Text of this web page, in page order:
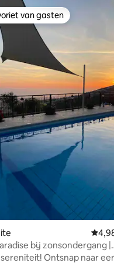
van gasten
van gasten
bij zonsondergang |
en prachtig uitzicht op
Ontsnap naar een